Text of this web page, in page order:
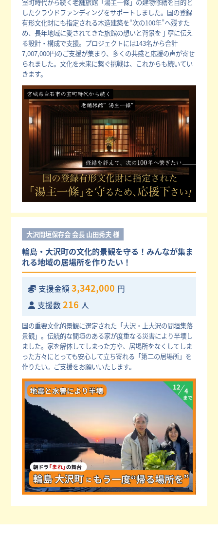
したクラウドファンディングをサポートしました。国の登録
有形文化財にも指定される木造建築を“次の100年”へ残すた
め、長年地域に愛されてきた旅館の想いと背景を丁寧に伝え
る設計・構成で支援。プロジェクトには143名から合計
7,007,000円のご支援が集まり、多くの共感と応援の声が寄せ
られました。文化を未来に繋ぐ挑戦は、これからも続いてい
きます。
大沢間垣保存会 会長 山田秀夫 様
輪島・大沢町の文化的景観を守る！みんなが集ま
れる地域の居場所を作りたい！
支援金額 3,342,000 円
支援数 216 人
国の重要文化的景観に選定された「大沢・上大沢の間垣集落
景観」。伝統的な間垣のある家が度重なる災害により半壊し
ました。家を解体してしまった方や、居場所をなくしてしま
った方々にとっても安心して立ち寄れる「第二の居場所」を
作りたい。ご支援をお願いいたします。